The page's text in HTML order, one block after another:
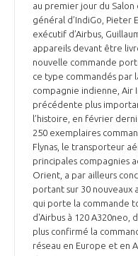
au premier jour du
général d’IndiGo, Pieter
exécutif d’Airbus,
appareils devant être
nouvelle commande
ce type commandés par
compagnie indienne, Air
précédente plus
l’histoire, en février
250 exemplaires
Flynas, le transporteur
principales compagnies
Orient, a par ailleurs
portant sur 30 nouveaux
qui porte la commande
d'Airbus à 120 A320neo,
plus confirmé la
réseau en Europe et en